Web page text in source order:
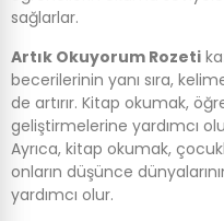
sağlarlar.
Artık Okuyorum Rozeti
becerilerinin yanı sıra,
de artırır. Kitap okumak,
geliştirmelerine yardımcı
Ayrıca, kitap okumak,
onların düşünce
yardımcı olur.